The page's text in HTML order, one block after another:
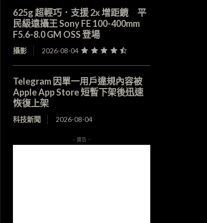
625g 超輕巧．支援 2x 增距鏡 平
民級遠攝王 Sony FE 100-400mm
F5.6-8.0 GM OSS 登場
攝影 2026-08-04
Telegram 因單一用戶違規內容被
Apple App Store 短暫下架後迅速
恢復上架
科技新聞 2026-08-04
- 廣告 -